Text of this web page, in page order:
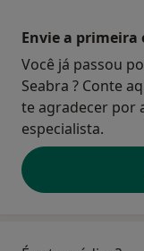
Envie a primeira
Você já passou
Seabra ? Conte
te agradecer por
especialista.